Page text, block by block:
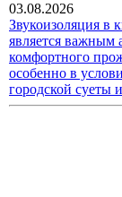
03.08.2026
Звукоизоляция в
является важным
комфортного
особенно в
городской суеты